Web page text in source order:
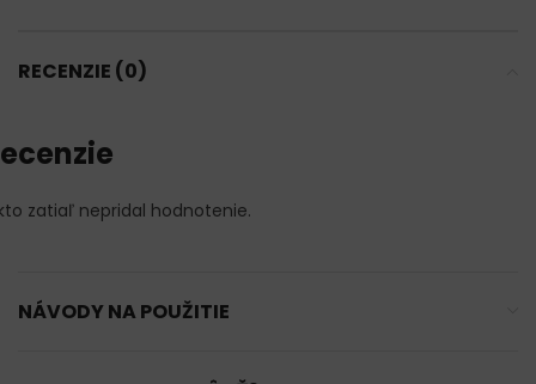
RECENZIE (0)
zatiaľ nepridal hodnotenie.
NÁVODY NA POUŽITIE